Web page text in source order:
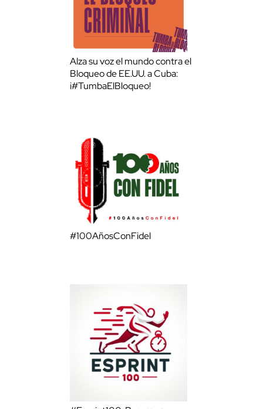
Alza su voz el mundo contra el
Bloqueo de EE.UU. a Cuba:
¡#TumbaElBloqueo!
#100AñosConFidel